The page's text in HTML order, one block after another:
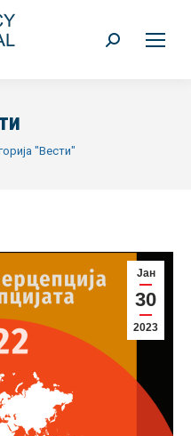
Search:
"Вести"
Јан
30
2023